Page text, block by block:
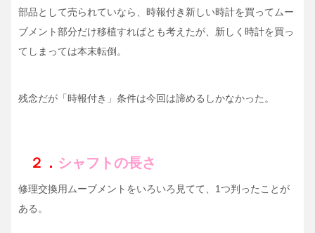
部品として売られていなら、時報付き新しい時計を買ってムー
ブメント部分だけ移植すればとも考えたが、新しく時計を買っ
てしまっては本末転倒。
残念だが「時報付き」条件は今回は諦めるしかなかった。
２． シャフトの長さ
修理交換用ムーブメントをいろいろ見てて、1つ判ったことが
ある。